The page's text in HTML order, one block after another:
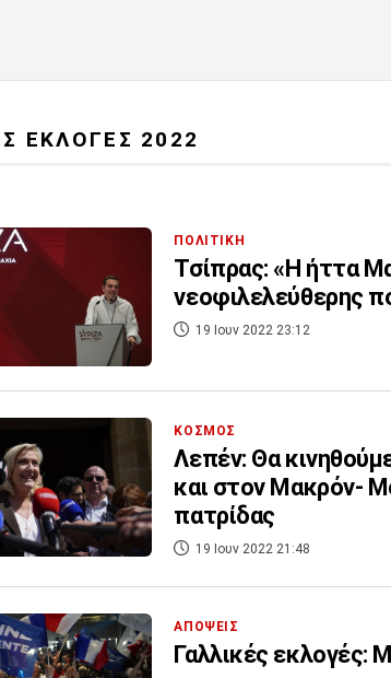
ΕΚΛΟΓΕΣ 2022
ΠΟΛΙΤΙΚΗ
Τσίπρας: «Η ήττα
νεοφιλελεύθερης
19 Ιουν 2022 23:12
ΚΟΣΜΟΣ
Λεπέν: Θα
και στον Μακρόν-
πατρίδας
19 Ιουν 2022 21:48
ΑΠΟΨΕΙΣ
Γαλλικές εκλογές: